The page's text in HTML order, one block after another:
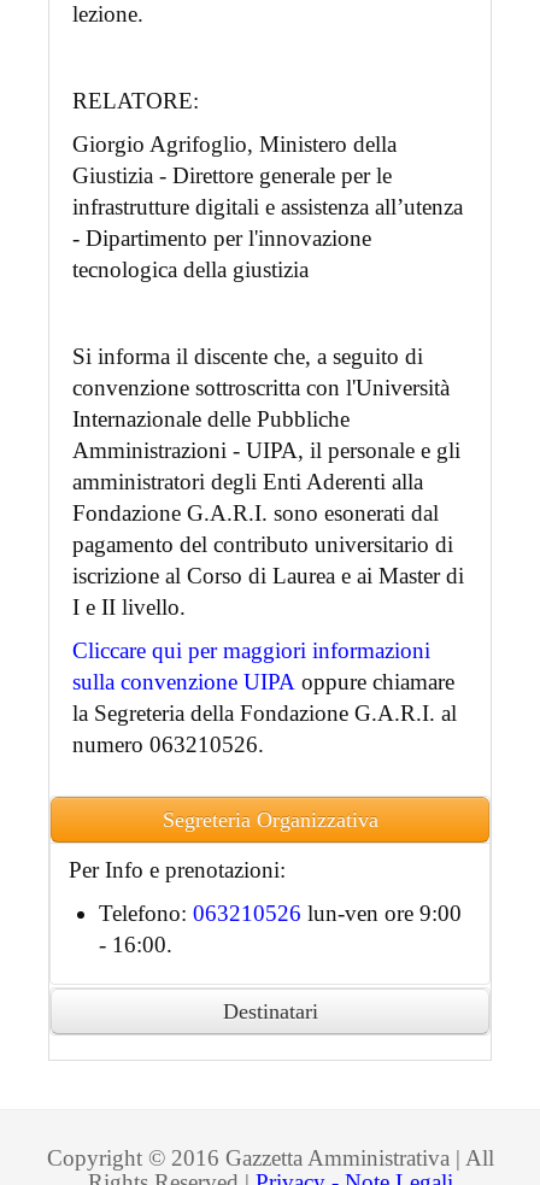
lezione.
RELATORE:
Giorgio Agrifoglio, Ministero della
Giustizia - Direttore generale per le
infrastrutture digitali e assistenza all’utenza
- Dipartimento per l'innovazione
tecnologica della giustizia
Si informa il discente che, a seguito di
convenzione sottroscritta con l'Università
Internazionale delle Pubbliche
Amministrazioni - UIPA, il personale e gli
amministratori degli Enti Aderenti alla
Fondazione G.A.R.I. sono esonerati dal
pagamento del contributo universitario di
iscrizione al Corso di Laurea e ai Master di
I e II livello.
Cliccare qui per maggiori informazioni
sulla convenzione UIPAoppure chiamare
la Segreteria della Fondazione G.A.R.I. al
numero 063210526.
Segreteria Organizzativa
Per Info e prenotazioni:
Telefono: 063210526 lun-ven ore 9:00
- 16:00.
Destinatari
Ai partecipanti accreditati sarà rilasciato
Copyright © 2016 Gazzetta Amministrativa | All